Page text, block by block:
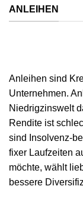
ANLEIHEN
Anleihen sind
Unternehmen.
Niedrigzinswelt
Rendite ist
sind Insolvenz-
fixer Laufzeiten
möchte, wählt
bessere